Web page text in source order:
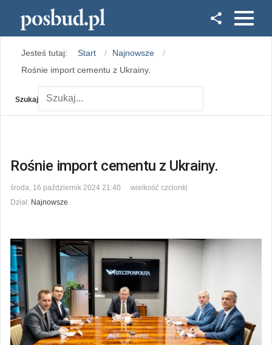
Instagram
Jesteś tutaj: Start
Najnowsze
Rośnie import cementu z Ukrainy.
Szukaj
Rośnie import cementu z Ukrainy.
środa, 16 październik 2024 21:40
wielkość czcionki
Dział: Najnowsze